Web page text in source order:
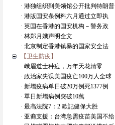
· 港独组织到美领馆公开批判特朗普
· 港版国安条例料六月通过立即执
· 英国在香港的国安机构－警务政
· 林郑月娥声明全文
· 北京制定香港镇暴的国家安全法
【卫生防疫】
· 峨眉道士种痘，万年天花清零
· 政治家失误美国疫亡100万人全球
· 新增疫病单日破20万例死1377例
· 單日新增病例突破10萬
· 最高法院7：2 歐記健保大胜
· 亚裔支援：台湾急需疫苗美国不给